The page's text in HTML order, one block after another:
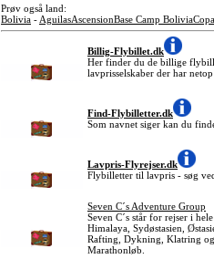
Prøv også land:
Bolivia - AguilasAscensionBase Camp Bolivia
Billig-Flybillet.dk
Her finder du de billige
lavprisselskaber der har
Find-Flybilletter.dk
Som navnet siger kan du
Lavpris-Flyrejser.dk
Flybilletter til lavpris - søg
Seven C´s Adventure Group
Seven C´s står for rejser i
Himalaya, Sydøstasien,
Rafting, Dykning, Klatring
Marathonløb.